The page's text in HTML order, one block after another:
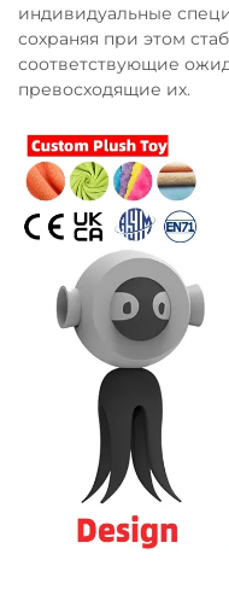
индивидуальные
сохраняя при этом
соответствующие
превосходящие их.